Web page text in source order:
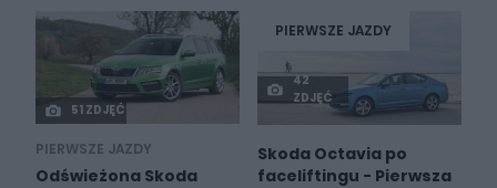
51 ZDJĘĆ
PIERWSZE JAZDY
Odświeżona Skoda
PIERWSZE JAZDY
42
ZDJĘĆ
Skoda Octavia po
faceliftingu - Pierwsza